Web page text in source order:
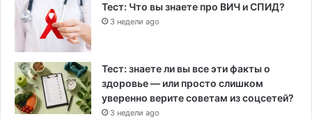
Тест: Что вы знаете про ВИЧ и СПИД?
3 недели ago
Тест: знаете ли вы все эти факты о
здоровье — или просто слишком
уверенно верите советам из соцсетей?
3 недели ago